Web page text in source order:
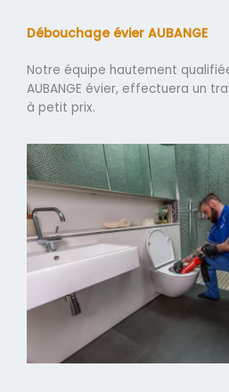
Débouchage évier AUBANGE
Notre équipe hautement
AUBANGE évier, effectuera un
à petit prix.